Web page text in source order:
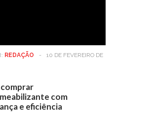
REDAÇÃO -
10 DE FEVEREIRO DE
com
e eficiência